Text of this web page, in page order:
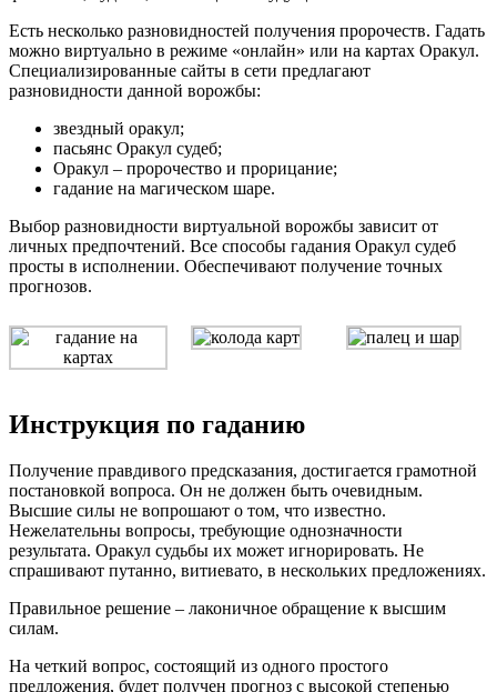
Есть несколько разновидностей получения пророчеств. Гадать
можно виртуально в режиме «онлайн» или на картах Оракул.
Специализированные сайты в сети предлагают
разновидности данной ворожбы:
звездный оракул;
пасьянс Оракул судеб;
Оракул – пророчество и прорицание;
гадание на магическом шаре.
Выбор разновидности виртуальной ворожбы зависит от
личных предпочтений. Все способы гадания Оракул судеб
просты в исполнении. Обеспечивают получение точных
прогнозов.
Инструкция по гаданию
Получение правдивого предсказания, достигается грамотной
постановкой вопроса. Он не должен быть очевидным.
Высшие силы не вопрошают о том, что известно.
Нежелательны вопросы, требующие однозначности
результата. Оракул судьбы их может игнорировать. Не
спрашивают путанно, витиевато, в нескольких предложениях.
Правильное решение – лаконичное обращение к высшим
силам.
На четкий вопрос, состоящий из одного простого
предложения, будет получен прогноз с высокой степенью